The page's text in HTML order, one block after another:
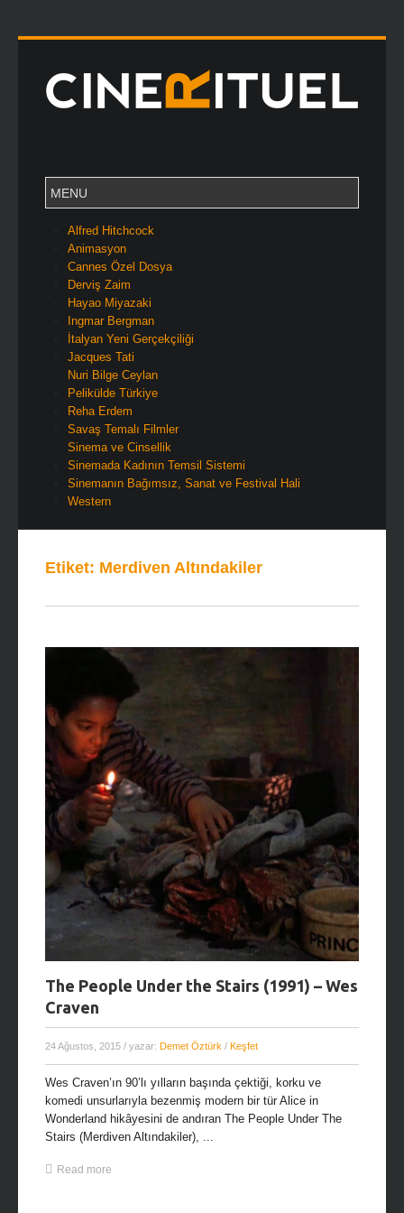
Alfred Hitchcock
Animasyon
Cannes Özel Dosya
Derviş Zaim
Hayao Miyazaki
Ingmar Bergman
İtalyan Yeni Gerçekçiliği
Jacques Tati
Nuri Bilge Ceylan
Pelikülde Türkiye
Reha Erdem
Savaş Temalı Filmler
Sinema ve Cinsellik
Sinemada Kadının Temsil Sistemi
Sinemanın Bağımsız, Sanat ve Festival Hali
Western
Etiket: Merdiven Altındakiler
The People Under the Stairs (1991) – Wes
Craven
24 Ağustos, 2015 / yazar: Demet Öztürk / Keşfet
Wes Craven’ın 90’lı yılların başında çektiği, korku ve
komedi unsurlarıyla bezenmiş modern bir tür Alice in
Wonderland hikâyesini de andıran The People Under The
Stairs (Merdiven Altındakiler), ...
Read more